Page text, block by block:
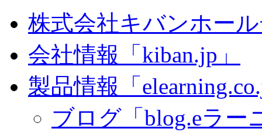
株式会社キバンホー
会社情報「kiban.jp」
製品情報「
ブログ「blog.eラー